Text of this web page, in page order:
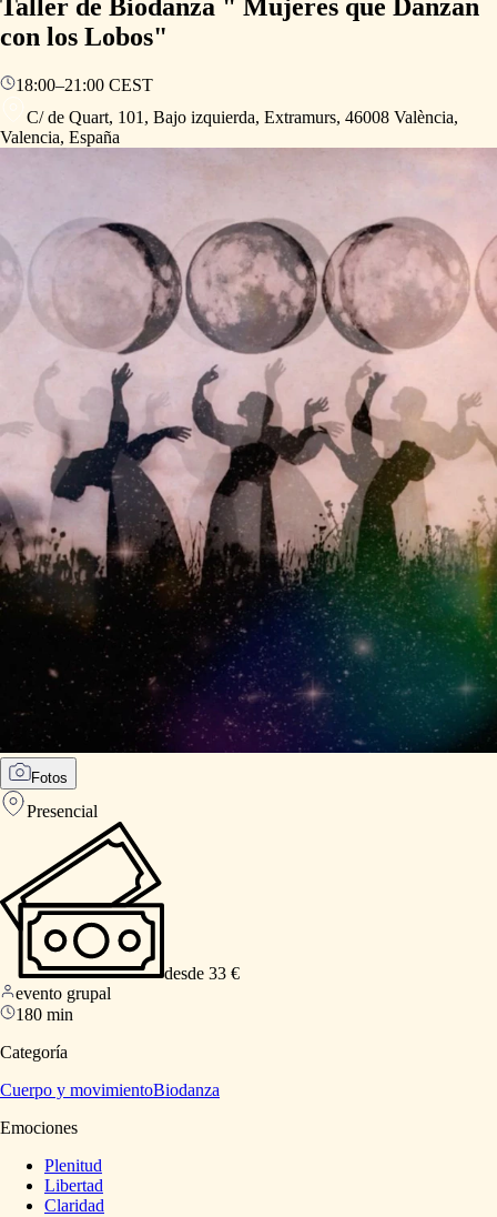
Taller de Biodanza " Mujeres que Danzan
con los Lobos"
18:00–21:00 CEST
C/ de Quart, 101, Bajo izquierda, Extramurs, 46008 València,
Valencia, España
Fotos
Presencial
desde 33 €
evento grupal
180 min
Categoría
Cuerpo y movimientoBiodanza
Emociones
Plenitud
Libertad
Claridad